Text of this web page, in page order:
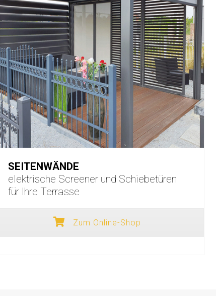
SEITENWÄNDE
elektrische Screener und Schiebetüren
für Ihre Terrasse
Zum Online-Shop